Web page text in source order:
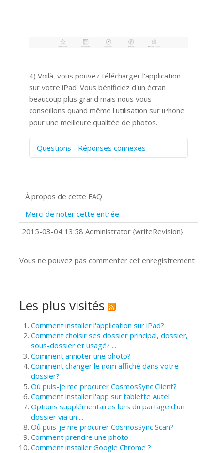
4) Voilà, vous pouvez télécharger l'application
sur votre iPad! Vous bénificiez d'un écran
beaucoup plus grand mais nous vous
conseillons quand même l'utilisation sur iPhone
pour une meilleure qualitée de photos.
Questions - Réponses connexes
Prise de vue 360°
?
Comment installer Google Chrome ?
À propos de cette FAQ
Merci de noter cette entrée :
2015-03-04 13:58 Administrator {writeRevision}
Vous ne pouvez pas commenter cet enregistrement
Les plus visités
Comment installer l'application sur iPad?
Comment choisir ses dossier principal, dossier,
sous-dossier et usagé? ...
Comment annoter une photo?
Comment changer le nom affiché dans votre
dossier?
Où puis-je me procurer CosmosSync Client?
Comment installer l'app sur tablette Autel
Options supplémentaires lors du partage d’un
dossier via un ...
Où puis-je me procurer CosmosSync Scan?
Comment prendre une photo :
Comment installer Google Chrome ?